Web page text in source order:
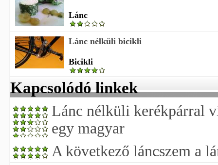
Lánc
Lánc nélküli bicikli
Bicikli
Kapcsolódó linkek
Lánc nélküli kerékpárral
egy magyar
A következő láncszem a